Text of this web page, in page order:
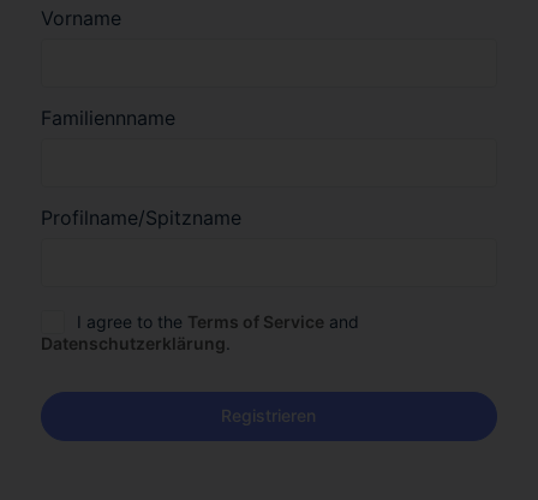
Vorname
Familiennname
Profilname/Spitzname
I agree to the Terms of Service and
Datenschutzerklärung